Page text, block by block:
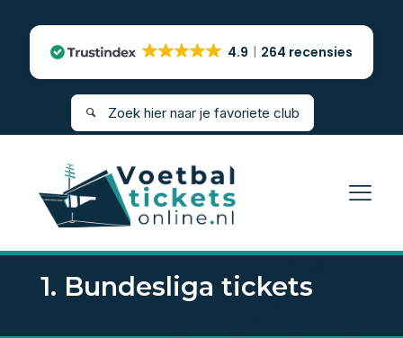
4.9 264 recensies
1. Bundesliga tickets